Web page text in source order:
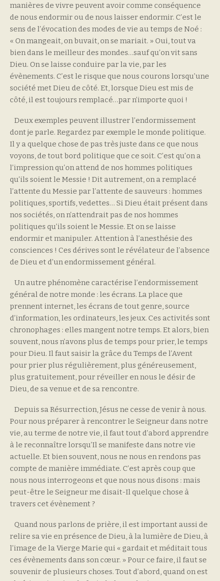
manières de vivre peuvent avoir comme conséquence
de nous endormir ou de nous laisser endormir. C’est le
sens de l’évocation des modes de vie au temps de Noé :
« On mangeait, on buvait, on se mariait. » Oui, tout va
bien dans le meilleur des mondes…sauf qu’on vit sans
Dieu. On se laisse conduire par la vie, par les
évènements. C’est le risque que nous courons lorsqu’une
société met Dieu de côté. Et, lorsque Dieu est mis de
côté, il est toujours remplacé…par n’importe quoi !
Deux exemples peuvent illustrer l’endormissement
dont je parle. Regardez par exemple le monde politique.
Il y a quelque chose de pas très juste dans ce que nous
voyons, de tout bord politique que ce soit. C’est qu’on a
l’impression qu’on attend de nos hommes politiques
qu’ils soient le Messie ! Dit autrement, on a remplacé
l’attente du Messie par l’attente de sauveurs : hommes
politiques, sportifs, vedettes… Si Dieu était présent dans
nos sociétés, on n’attendrait pas de nos hommes
politiques qu’ils soient le Messie. Et on se laisse
endormir et manipuler. Attention à l’anesthésie des
consciences ! Ces dérives sont le révélateur de l’absence
de Dieu et d’un endormissement général.
Un autre phénomène caractérise l’endormissement
général de notre monde : les écrans. La place que
prennent internet, les écrans de tout genre, source
d’information, les ordinateurs, les jeux. Ces activités sont
chronophages : elles mangent notre temps. Et alors, bien
souvent, nous n’avons plus de temps pour prier, le temps
pour Dieu. Il faut saisir la grâce du Temps de l’Avent
pour prier plus régulièrement, plus généreusement,
plus gratuitement, pour réveiller en nous le désir de
Dieu, de sa venue et de sa rencontre.
Depuis sa Résurrection, Jésus ne cesse de venir à nous.
Pour nous préparer à rencontrer le Seigneur dans notre
vie, au terme de notre vie, il faut tout d’abord apprendre
à le reconnaître lorsqu’Il se manifeste dans notre vie
actuelle. Et bien souvent, nous ne nous en rendons pas
compte de manière immédiate. C’est après coup que
nous nous interrogeons et que nous nous disons : mais
peut-être le Seigneur me disait-Il quelque chose à
travers cet évènement ?
Quand nous parlons de prière, il est important aussi de
relire sa vie en présence de Dieu, à la lumière de Dieu, à
l’image de la Vierge Marie qui « gardait et méditait tous
ces évènements dans son cœur. » Pour ce faire, il faut se
souvenir de plusieurs choses. Tout d’abord, quand on est